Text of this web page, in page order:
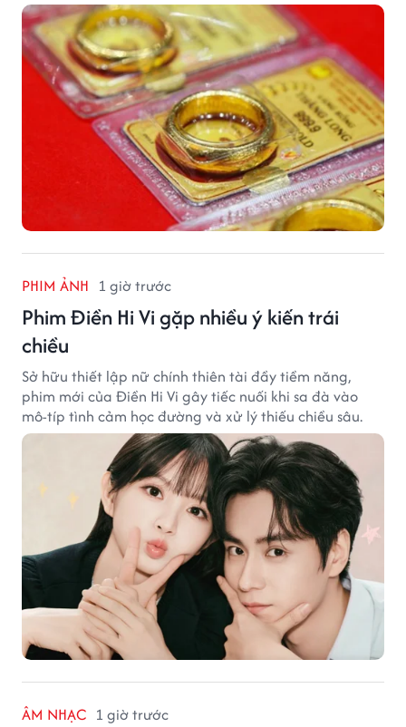
PHIM ẢNH 1 giờ trước
Phim Điền Hi Vi gặp nhiều ý kiến trái
chiều
Sở hữu thiết lập nữ chính thiên tài đầy tiềm năng,
phim mới của Điền Hi Vi gây tiếc nuối khi sa đà vào
mô-típ tình cảm học đường và xử lý thiếu chiều sâu.
ÂM NHẠC 1 giờ trước